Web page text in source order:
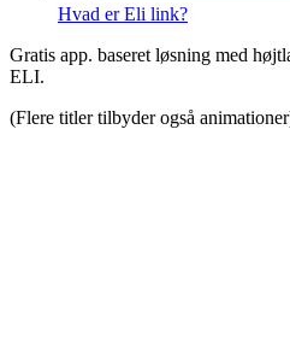
Hvad er Eli link?
Gratis app. baseret løsning med
ELI.
(Flere titler tilbyder også